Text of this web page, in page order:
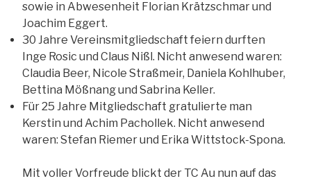
sowie in Abwesenheit Florian Krätzschmar und
Joachim Eggert.
30 Jahre Vereinsmitgliedschaft feiern durften
Inge Rosic und Claus Nißl. Nicht anwesend waren:
Claudia Beer, Nicole Straßmeir, Daniela Kohlhuber,
Bettina Mößnang und Sabrina Keller.
Für 25 Jahre Mitgliedschaft gratulierte man
Kerstin und Achim Pachollek. Nicht anwesend
waren: Stefan Riemer und Erika Wittstock-Spona.
Mit voller Vorfreude blickt der TC Au nun auf das